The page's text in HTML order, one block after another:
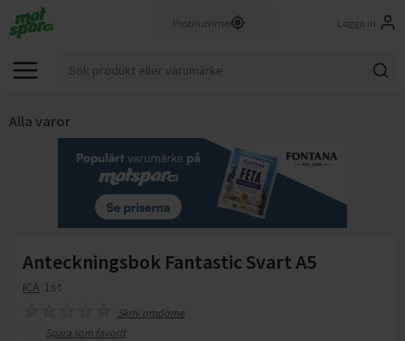
Logga in
Alla varor
Anteckningsbok Fantastic Svart A5
ICA 1st
Skriv omdöme
Spara som favorit